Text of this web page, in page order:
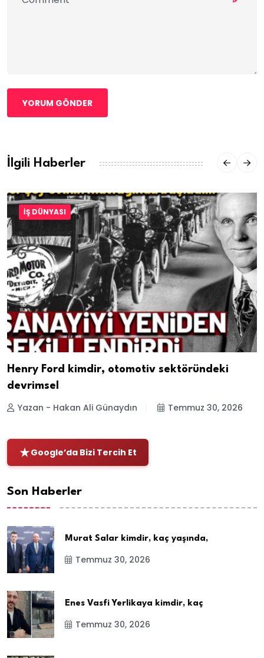
YORUM GÖNDER
İlgili Haberler
İŞ DÜNYASI
Henry Ford kimdir, otomotiv sektöründeki
devrimsel
Yazan - Hakan Ali Günaydın Temmuz 30, 2026
Google’da Bizi Tercih Et
Son Haberler
Murat Salar kimdir, kaç yaşında,
Temmuz 30, 2026
Enes Vasfi Yerlikaya kimdir, kaç
Temmuz 30, 2026